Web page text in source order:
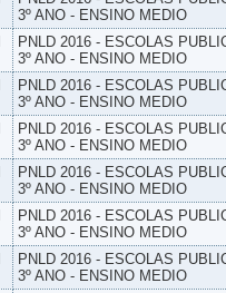
3º ANO - ENSINO MEDIO
PNLD 2016 - ESCOLAS
3º ANO - ENSINO MEDIO
PNLD 2016 - ESCOLAS
3º ANO - ENSINO MEDIO
PNLD 2016 - ESCOLAS
3º ANO - ENSINO MEDIO
PNLD 2016 - ESCOLAS
3º ANO - ENSINO MEDIO
PNLD 2016 - ESCOLAS
3º ANO - ENSINO MEDIO
PNLD 2016 - ESCOLAS
3º ANO - ENSINO MEDIO